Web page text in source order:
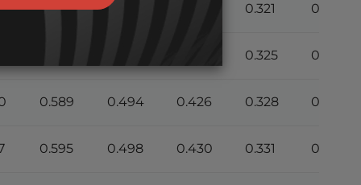
0.573 0.481 0.321 0.267
0.325 0.270
0.589 0.494 0.426 0.328 0.273
0.595 0.498 0.430 0.331 0.275